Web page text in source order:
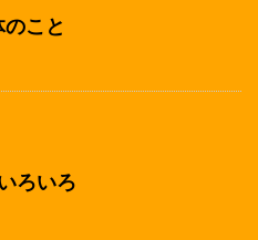
こと
ろいろ